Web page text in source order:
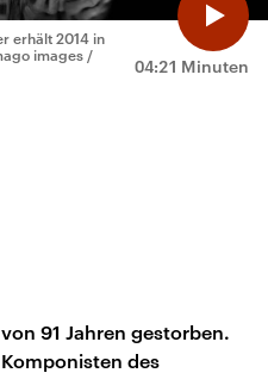
04:21 Minuten
erhält 2014 in
images /
91 Jahren gestorben.
des